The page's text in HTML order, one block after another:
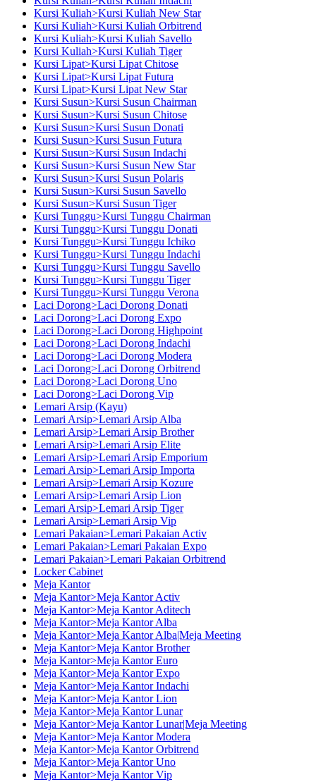
Kursi Kuliah>Kursi Kuliah New Star
Kursi Kuliah>Kursi Kuliah Orbitrend
Kursi Kuliah>Kursi Kuliah Savello
Kursi Kuliah>Kursi Kuliah Tiger
Kursi Lipat>Kursi Lipat Chitose
Kursi Lipat>Kursi Lipat Futura
Kursi Lipat>Kursi Lipat New Star
Kursi Susun>Kursi Susun Chairman
Kursi Susun>Kursi Susun Chitose
Kursi Susun>Kursi Susun Donati
Kursi Susun>Kursi Susun Futura
Kursi Susun>Kursi Susun Indachi
Kursi Susun>Kursi Susun New Star
Kursi Susun>Kursi Susun Polaris
Kursi Susun>Kursi Susun Savello
Kursi Susun>Kursi Susun Tiger
Kursi Tunggu>Kursi Tunggu Chairman
Kursi Tunggu>Kursi Tunggu Donati
Kursi Tunggu>Kursi Tunggu Ichiko
Kursi Tunggu>Kursi Tunggu Indachi
Kursi Tunggu>Kursi Tunggu Savello
Kursi Tunggu>Kursi Tunggu Tiger
Kursi Tunggu>Kursi Tunggu Verona
Laci Dorong>Laci Dorong Donati
Laci Dorong>Laci Dorong Expo
Laci Dorong>Laci Dorong Highpoint
Laci Dorong>Laci Dorong Indachi
Laci Dorong>Laci Dorong Modera
Laci Dorong>Laci Dorong Orbitrend
Laci Dorong>Laci Dorong Uno
Laci Dorong>Laci Dorong Vip
Lemari Arsip (Kayu)
Lemari Arsip>Lemari Arsip Alba
Lemari Arsip>Lemari Arsip Brother
Lemari Arsip>Lemari Arsip Elite
Lemari Arsip>Lemari Arsip Emporium
Lemari Arsip>Lemari Arsip Importa
Lemari Arsip>Lemari Arsip Kozure
Lemari Arsip>Lemari Arsip Lion
Lemari Arsip>Lemari Arsip Tiger
Lemari Arsip>Lemari Arsip Vip
Lemari Pakaian>Lemari Pakaian Activ
Lemari Pakaian>Lemari Pakaian Expo
Lemari Pakaian>Lemari Pakaian Orbitrend
Locker Cabinet
Meja Kantor
Meja Kantor>Meja Kantor Activ
Meja Kantor>Meja Kantor Aditech
Meja Kantor>Meja Kantor Alba
Meja Kantor>Meja Kantor Alba|Meja Meeting
Meja Kantor>Meja Kantor Brother
Meja Kantor>Meja Kantor Euro
Meja Kantor>Meja Kantor Expo
Meja Kantor>Meja Kantor Indachi
Meja Kantor>Meja Kantor Lion
Meja Kantor>Meja Kantor Lunar
Meja Kantor>Meja Kantor Lunar|Meja Meeting
Meja Kantor>Meja Kantor Modera
Meja Kantor>Meja Kantor Orbitrend
Meja Kantor>Meja Kantor Uno
Meja Kantor>Meja Kantor Vip